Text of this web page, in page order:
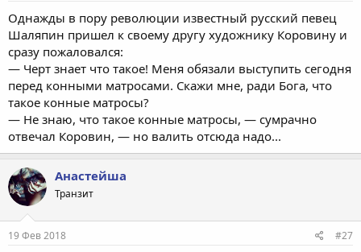
Однажды в пору революции известный русский певец
Шаляпин пришел к своему другу художнику Коровину и
сразу пожаловался:
— Черт знает что такое! Меня обязали выступить сегодня
перед конными матросами. Скажи мне, ради Бога, что
такое конные матросы?
— Не знаю, что такое конные матросы, — сумрачно
отвечал Коровин, — но валить отсюда надо...
Анастейша
Транзит
19 Фев 2018 #27